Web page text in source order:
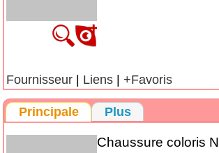
Fournisseur | Liens |+Favoris
Principale Plus
Chaussure coloris